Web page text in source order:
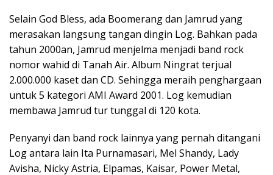
Selain God Bless, ada Boomerang dan Jamrud yang
merasakan langsung tangan dingin Log. Bahkan pada
tahun 2000an, Jamrud menjelma menjadi band rock
nomor wahid di Tanah Air. Album Ningrat terjual
2.000.000 kaset dan CD. Sehingga meraih penghargaan
untuk 5 kategori AMI Award 2001. Log kemudian
membawa Jamrud tur tunggal di 120 kota.
Penyanyi dan band rock lainnya yang pernah ditangani
Log antara lain Ita Purnamasari, Mel Shandy, Lady
Avisha, Nicky Astria, Elpamas, Kaisar, Power Metal,